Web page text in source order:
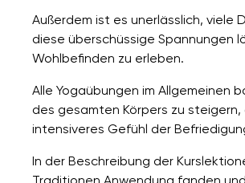
Außerdem ist es unerlässlich, viele
diese überschüssige Spannungen
Wohlbefinden zu erleben.
Alle Yogaübungen im Allgemeinen
des gesamten Körpers zu
intensiveres Gefühl der
In der Beschreibung der
Traditionen Anwendung fanden